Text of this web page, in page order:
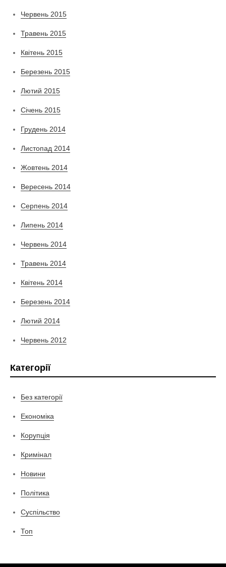
Червень 2015
Травень 2015
Квітень 2015
Березень 2015
Лютий 2015
Січень 2015
Грудень 2014
Листопад 2014
Жовтень 2014
Вересень 2014
Серпень 2014
Липень 2014
Червень 2014
Травень 2014
Квітень 2014
Березень 2014
Лютий 2014
Червень 2012
Категорії
Без категорії
Економіка
Корупція
Кримінал
Новини
Політика
Суспільство
Топ